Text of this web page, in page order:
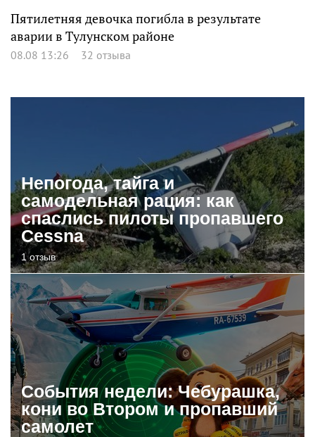
Пятилетняя девочка погибла в результате
аварии в Тулунском районе
08.08 13:26 32 отзыва
Непогода, тайга и
самодельная рация: как
спаслись пилоты пропавшего
Cessna
1 отзыв
События недели: Чебурашка,
кони во Втором и пропавший
самолет